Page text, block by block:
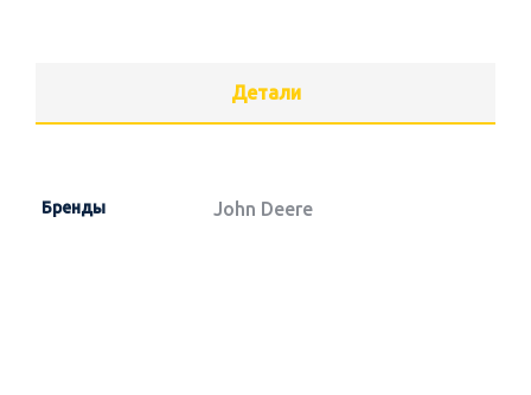
Детали
Бренды John Deere